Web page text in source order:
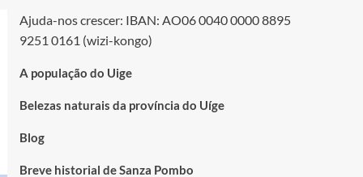
Ajuda-nos crescer: IBAN: AO06 0040 0000 8895
9251 0161 (wizi-kongo)
A população do Uige
Belezas naturais da província do Uíge
Blog
Breve historial de Sanza Pombo